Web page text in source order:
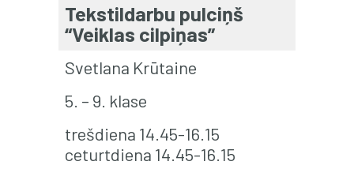
Tekstildarbu pulciņš
“Veiklas cilpiņas”
Svetlana Krūtaine
5. – 9. klase
trešdiena 14.45-16.15
ceturtdiena 14.45-16.15